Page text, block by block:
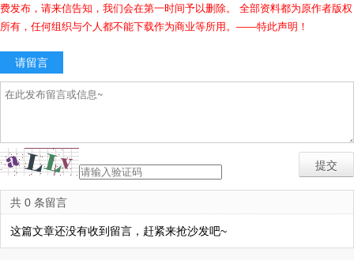
费发布，请来信告知，我们会在第一时间予以删除。 全部资料都为原作者版权
所有，任何组织与个人都不能下载作为商业等所用。——特此声明！
请留言
共 0 条留言
这篇文章还没有收到留言，赶紧来抢沙发吧~